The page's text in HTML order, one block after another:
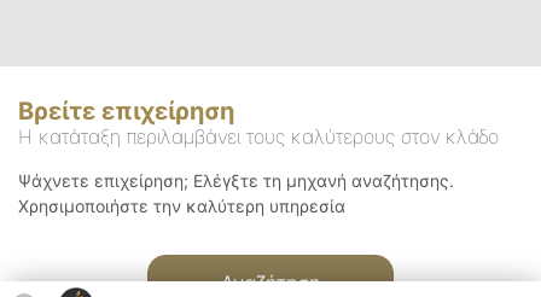
Βρείτε επιχείρηση
Η κατάταξη περιλαμβάνει τους καλύτερους στον κλάδο
Ψάχνετε επιχείρηση; Ελέγξτε τη μηχανή αναζήτησης.
Χρησιμοποιήστε την καλύτερη υπηρεσία
Αναζήτηση